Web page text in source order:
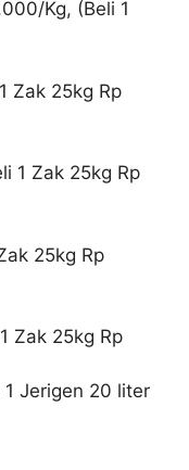
Kg, (Beli 1
Zak 25kg Rp
1 Zak 25kg Rp
25kg Rp
Zak 25kg Rp
Jerigen 20 liter